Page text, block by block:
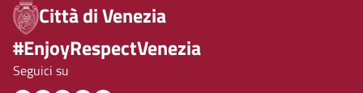
Città di Venezia
#EnjoyRespectVenezia
Seguici su